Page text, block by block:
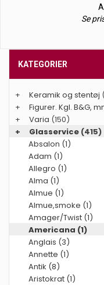
Se
KATEGORIER
+ Keramik og stentøj
+
Figurer. Kgl. B&G,
+
Varia (150)
+
Glasservice (415)
Absalon (1)
Adam (1)
Allegro (1)
Alma (1)
Almue (1)
Almue,smoke (1)
Amager/Twist (1)
Americana (1)
Anglais (3)
Annette (1)
Antik (8)
Aristokrat (1)